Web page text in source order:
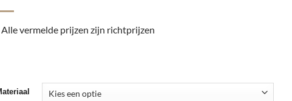
Alle vermelde prijzen zijn richtprijzen